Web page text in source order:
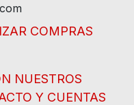
COMPRAS
NUESTROS
Y CUENTAS